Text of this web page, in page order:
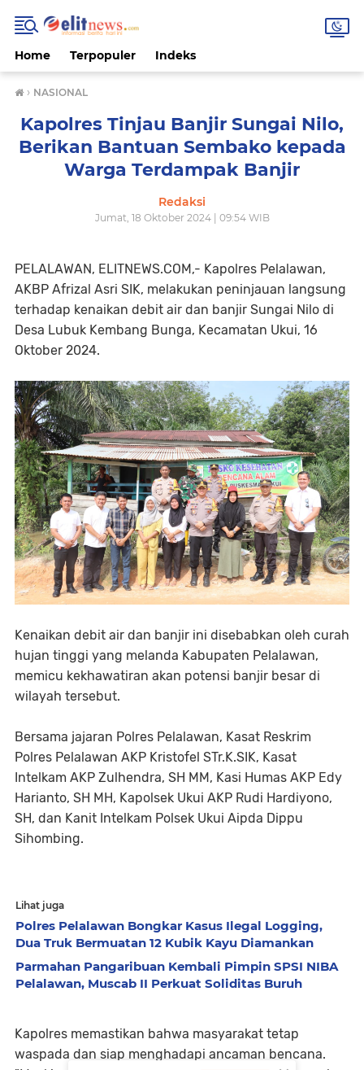
Home Terpopuler Indeks
› NASIONAL
Kapolres Tinjau Banjir Sungai Nilo,
Berikan Bantuan Sembako kepada
Warga Terdampak Banjir
Redaksi
Jumat, 18 Oktober 2024 | 09:54 WIB
PELALAWAN, ELITNEWS.COM,- Kapolres Pelalawan,
AKBP Afrizal Asri SIK, melakukan peninjauan langsung
terhadap kenaikan debit air dan banjir Sungai Nilo di
Desa Lubuk Kembang Bunga, Kecamatan Ukui, 16
Oktober 2024.
Kenaikan debit air dan banjir ini disebabkan oleh curah
hujan tinggi yang melanda Kabupaten Pelalawan,
memicu kekhawatiran akan potensi banjir besar di
wilayah tersebut.
Bersama jajaran Polres Pelalawan, Kasat Reskrim
Polres Pelalawan AKP Kristofel STr.K.SIK, Kasat
Intelkam AKP Zulhendra, SH MM, Kasi Humas AKP Edy
Harianto, SH MH, Kapolsek Ukui AKP Rudi Hardiyono,
SH, dan Kanit Intelkam Polsek Ukui Aipda Dippu
Sihombing.
Lihat juga
Polres Pelalawan Bongkar Kasus Ilegal Logging,
Dua Truk Bermuatan 12 Kubik Kayu Diamankan
Parmahan Pangaribuan Kembali Pimpin SPSI NIBA
Pelalawan, Muscab II Perkuat Soliditas Buruh
Kapolres memastikan bahwa masyarakat tetap
waspada dan siap menghadapi ancaman bencana.